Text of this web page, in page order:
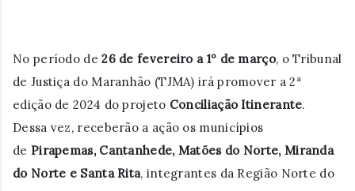
No período de 26 de fevereiro a 1º de março, o Tribunal
de Justiça do Maranhão (TJMA) irá promover a 2ª
edição de 2024 do projeto Conciliação Itinerante.
Dessa vez, receberão a ação os municípios
de Pirapemas, Cantanhede, Matões do Norte, Miranda
do Norte e Santa Rita, integrantes da Região Norte do